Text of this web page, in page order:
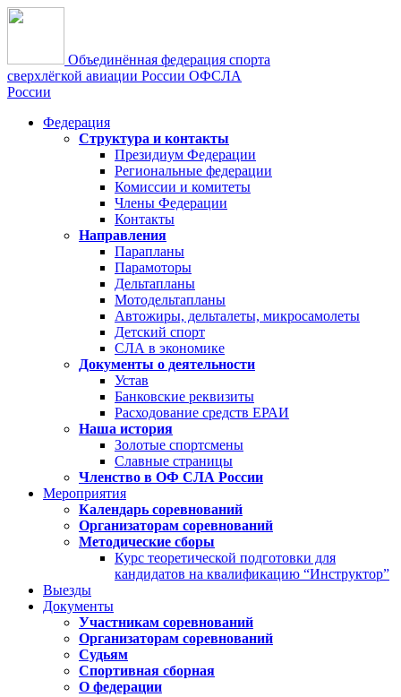
Объединённая федерация спорта
сверхлёгкой авиации России ОФСЛА
России
Федерация
Структура и контакты
Президиум Федерации
Региональные федерации
Комиссии и комитеты
Члены Федерации
Контакты
Направления
Парапланы
Парамоторы
Дельтапланы
Мотодельтапланы
Автожиры, дельталеты, микросамолеты
Детский спорт
СЛА в экономике
Документы о деятельности
Устав
Банковские реквизиты
Расходование средств ЕРАИ
Наша история
Золотые спортсмены
Славные страницы
Членство в ОФ СЛА России
Мероприятия
Календарь соревнований
Организаторам соревнований
Методические сборы
Курс теоретической подготовки для
кандидатов на квалификацию “Инструктор”
Выезды
Документы
Участникам соревнований
Организаторам соревнований
Судьям
Спортивная сборная
О федерации